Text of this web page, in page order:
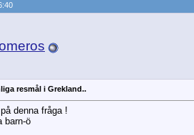
resmål i Grekland..
denna fråga !
barn-ö